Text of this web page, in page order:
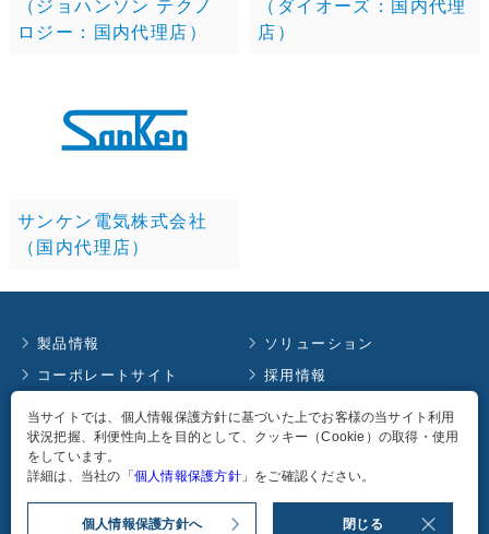
（ジョハンソン テクノ
ロジー：国内代理店）
（ダイオーズ：国内代理
店）
サンケン電気株式会社
（国内代理店）
製品情報
ソリューション
コーポレートサイト
採用情報
イベント情報
コラム
English
個人情報保護方針
当サイトでは、個人情報保護方針に基づいた上でお客様の当サイト利用
状況把握、利便性向上を目的として、クッキー（Cookie）の取得・使用
をしています。
詳細は、当社の「 個人情報保護方針」をご確認ください。
個人情報保護方針へ 閉じる